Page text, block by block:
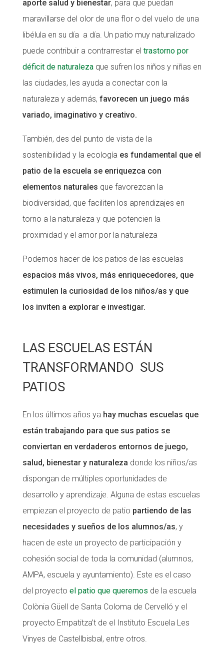
aporte salud y bienestar, para que puedan
maravillarse del olor de una flor o del vuelo de una
libélula en su día a día. Un patio muy naturalizado
puede contribuir a contrarrestar el trastorno por
déficit de naturalezaque sufren los niños y niñas en
las ciudades, les ayuda a conectar con la
naturaleza y además, favorecen un juego más
variado, imaginativo y creativo.
También, des del punto de vista de la
sostenibilidad y la ecologíaes fundamental que el
patio de la escuela se enriquezca con
elementos naturales que favorezcan la
biodiversidad, que faciliten los aprendizajes en
torno a la naturaleza y que potencien la
proximidad y el amor por la naturaleza
Podemos hacer de los patios de las escuelas
espacios más vivos, más enriquecedores, que
estimulen la curiosidad de los niños/as y que
los inviten a explorar e investigar.
LAS ESCUELAS ESTÁN
TRANSFORMANDO SUS
PATIOS
En los últimos años ya hay muchas escuelas que
están trabajando para que sus patios se
conviertan en verdaderos entornos de juego,
salud, bienestar y naturaleza donde los niños/as
dispongan de múltiples oportunidades de
desarrollo y aprendizaje. Alguna de estas escuelas
empiezan el proyecto de patio partiendo de las
necesidades y sueños de los alumnos/as, y
hacen de este un proyecto de participación y
cohesión social de toda la comunidad (alumnos,
AMPA, escuela y ayuntamiento). Este es el caso
del proyecto el patio que queremos de la escuela
Colònia Güell de Santa Coloma de Cervelló y el
proyecto Empatitza’t de el Instituto Escuela Les
Vinyes de Castellbisbal, entre otros.